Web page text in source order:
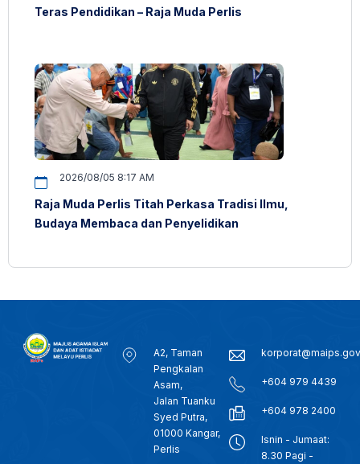
Teras Pendidikan – Raja Muda Perlis
2026/08/05 8:17 AM
Raja Muda Perlis Titah Perkasa Tradisi Ilmu,
Budaya Membaca dan Penyelidikan
A2, Taman
Pengkalan
Asam,
Jalan Tuanku
Syed Putra,
01000 Kangar,
Perlis
+604 979 4439
+604 978 2400
Isnin - Jumaat:
8.30 Pagi -